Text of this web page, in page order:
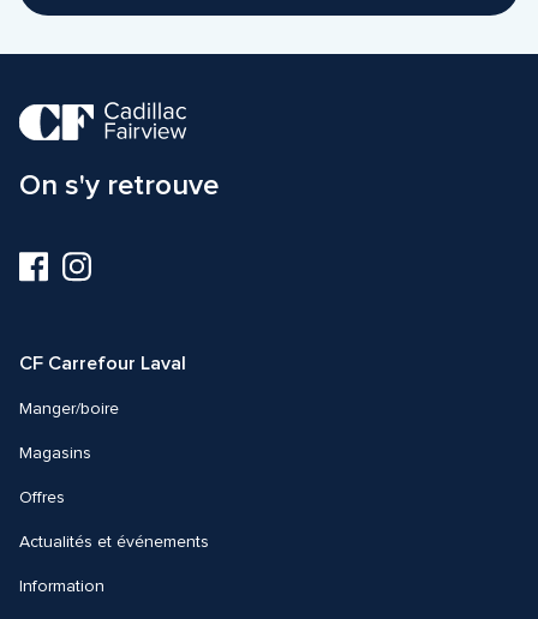
On s'y retrouve
Visitez-
nous
Visitez-
nous
CF Carrefour Laval
Manger/boire
Magasins
Offres
Actualités et événements
Information